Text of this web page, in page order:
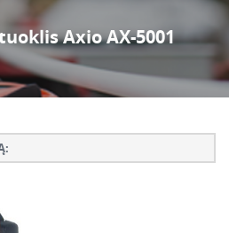
Axio AX-5001
įrankiai